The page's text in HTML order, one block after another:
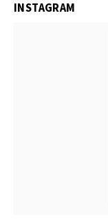
INSTAGRAM